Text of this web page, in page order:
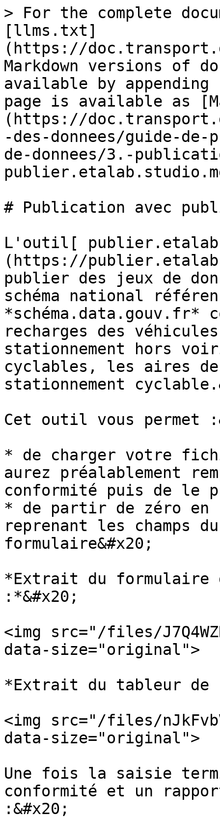
> For the complete
[llms.txt]
(https://
Markdown versions of
available by
page is available as
(https://
-des-donnees/guide-
de-donnees/3.-
# Publication avec
L'outil[
(https://
publier des jeux de
schéma national
*schéma.data.gouv.fr*
recharges des
stationnement hors
cyclables, les aires
stationnement
Cet outil vous permet
* de charger votre
aurez préalablement
conformité puis de le
* de partir de zéro en
reprenant les champs
formulaire&#x20;
*Extrait du formulaire
:*&#x20;
<img src="/files/
data-size="original">
*Extrait du tableur de
<img src="/files/
data-size="original">
Une fois la saisie
conformité et un
:&#x20;